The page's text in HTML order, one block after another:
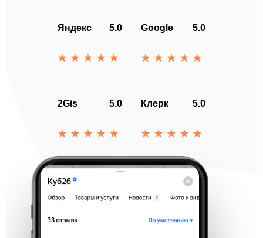
Яндекс 5.0 Google 5.0
2Gis 5.0 Клерк 5.0